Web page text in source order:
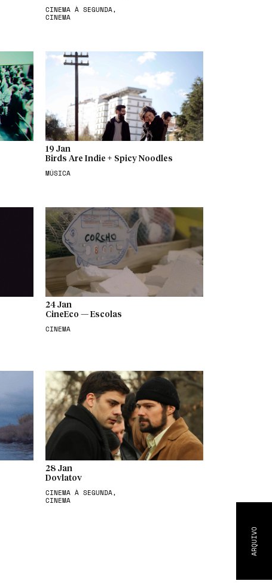
ARQUIVO
CINEMA À SEGUNDA,
CINEMA
19 Jan
Birds Are Indie + Spicy Noodles
MÚSICA
24 Jan
CineEco — Escolas
CINEMA
28 Jan
Dovlatov
CINEMA À SEGUNDA,
CINEMA